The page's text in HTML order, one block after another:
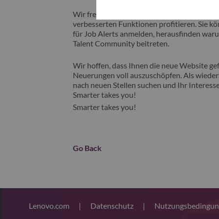
Wir freuen uns, Ihnen unsere neue
verbesserten Funktionen profitieren. Sie
für Job Alerts anmelden, herausfinden
Talent Community beitreten.
Wir hoffen, dass Ihnen die neue Website
Neuerungen voll auszuschöpfen. Als
nach neuen Stellen suchen und Ihr
Smarter takes you!
Smarter takes you!
Go Back
Lenovo.com | Datenschutz |